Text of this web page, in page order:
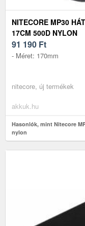
NITECORE MP30
17CM 500D NYLON
91 190 Ft
- Méret: 170mm
nitecore, új termékek
akkuk.hu
Hasonlók, mint Nitecore
nylon